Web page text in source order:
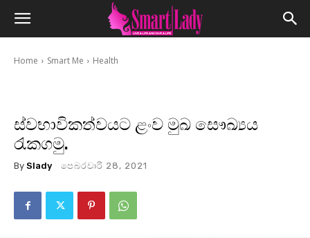
Home Smart Me Health
ස්වභාවිකත්වයට ළංව මුඛ සෞඛ්‍යය
රැකගමු.
By Slady පෙබරවාරි 28, 2021